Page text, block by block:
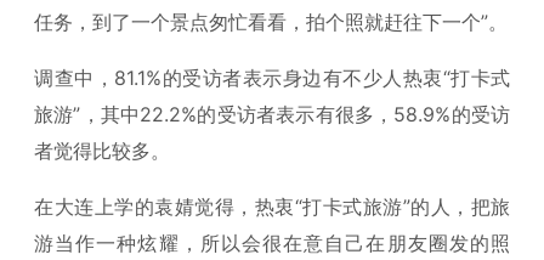
任务，到了一个景点匆忙看看，拍个照就赶往下一个”。
调查中，81.1%的受访者表示身边有不少人热衷“打卡式
旅游”，其中22.2%的受访者表示有很多，58.9%的受访
者觉得比较多。
在大连上学的袁婧觉得，热衷“打卡式旅游”的人，把旅
游当作一种炫耀，所以会很在意自己在朋友圈发的照